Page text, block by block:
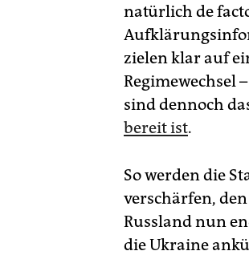
natürlich de
zielen klar auf
Regimewechsel
sind dennoch
bereit ist.
So werden die
verschärfen,
Russland nun
die Ukraine